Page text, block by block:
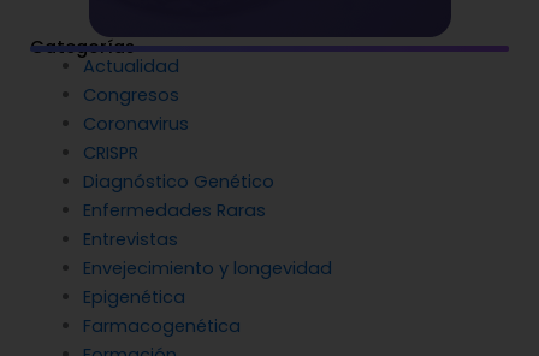
Categorías
Actualidad
Congresos
Coronavirus
CRISPR
Diagnóstico Genético
Enfermedades Raras
Entrevistas
Envejecimiento y longevidad
Epigenética
Farmacogenética